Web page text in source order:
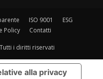
ISO 9001
ESG
Policy Contatti
i diritti riservati
alla privacy